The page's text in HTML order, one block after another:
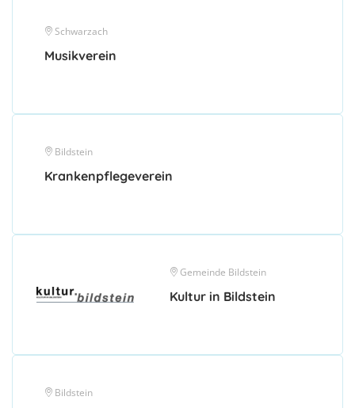
Schwarzach
Musikverein
Bildstein
Krankenpflegeverein
Gemeinde Bildstein
Kultur in Bildstein
Bildstein